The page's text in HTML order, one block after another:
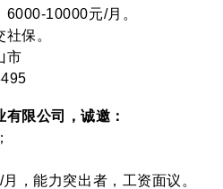
10000元/月。
保。
市
限公司，诚邀：
，能力突出者，工资面议。